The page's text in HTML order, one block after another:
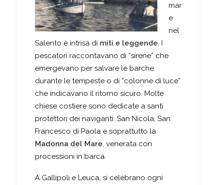
mar
e
nel
Salento è intrisa di miti e leggende. I
pescatori raccontavano di “sirene” che
emergevano per salvare le barche
durante le tempeste o di “colonne di luce”
che indicavano il ritorno sicuro. Molte
chiese costiere sono dedicate a santi
protettori dei naviganti: San Nicola, San
Francesco di Paola e soprattutto la
Madonna del Mare, venerata con
processioni in barca.
A Gallipoli e Leuca, si celebrano ogni